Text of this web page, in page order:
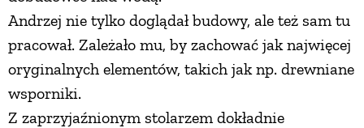
Andrzej nie tylko doglądał budowy, ale też sam tu
pracował. Zależało mu, by zachować jak najwięcej
oryginalnych elementów, takich jak np. drewniane
wsporniki.
Z zaprzyjaźnionym stolarzem dokładnie